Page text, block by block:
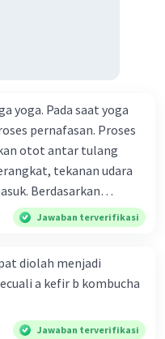
yoga. Pada saat yoga
pernafasan. Proses
otot antar tulang
tekanan udara
Berdasarkan
bahwa Rendi
Jawaban terverifikasi
diolah menjadi
Jawaban terverifikasi